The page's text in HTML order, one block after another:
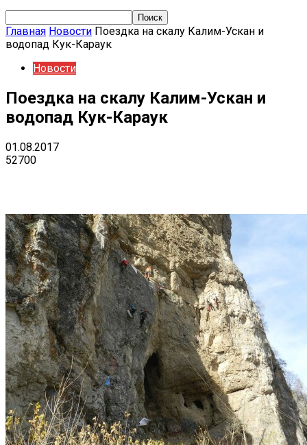
Главная Новости Поездка на скалу Калим-Ускан и
водопад Кук-Караук
Новости
Поездка на скалу Калим-Ускан и
водопад Кук-Караук
01.08.2017
52700